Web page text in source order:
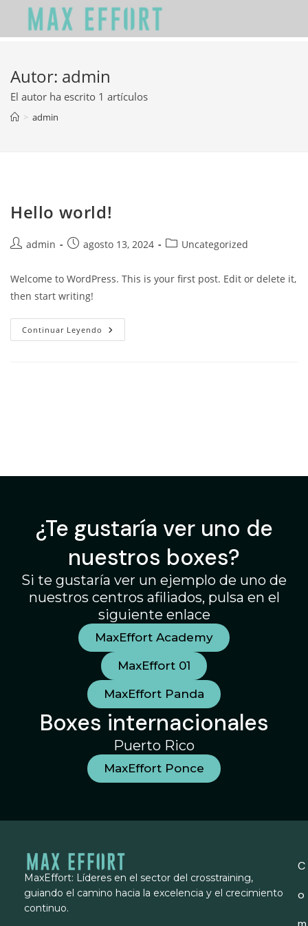
Autor: admin
El autor ha escrito 1 artículos
> admin
Hello world!
admin agosto 13, 2024 Uncategorized
Welcome to WordPress. This is your first post. Edit or delete it,
then start writing!
Continuar Leyendo
¿Te gustaría ver uno de
nuestros boxes?
Si te gustaría ver un ejemplo de uno de
nuestros centros afiliados, pulsa en el
siguiente enlace
MaxEffort Academy
MaxEffort 01
MaxEffort Panda
Boxes internacionales
Puerto Rico
MaxEffort Ponce
MaxEffort: Líderes en el sector del crosstraining,
guiando el camino hacia la excelencia y el crecimiento
continuo.
C
o